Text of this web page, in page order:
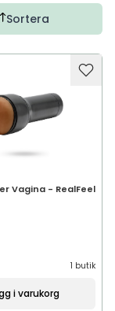
Sortera
Vagina - RealFeel
1 butik
i varukorg